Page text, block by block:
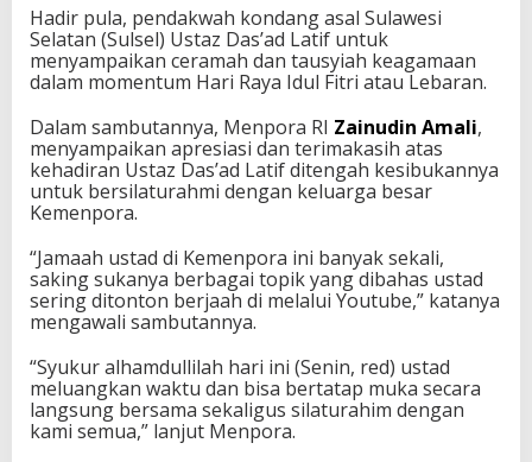
a
z
D
a
s
'
a
d
L
a
f
Hadir pula, pendakwah kondang asal Sulawesi
Selatan (Sulsel) Ustaz Das’ad Latif untuk
menyampaikan ceramah dan tausyiah keagamaan
dalam momentum Hari Raya Idul Fitri atau Lebaran.
Dalam sambutannya, Menpora RI Zainudin Amali,
menyampaikan apresiasi dan terimakasih atas
kehadiran Ustaz Das’ad Latif ditengah kesibukannya
untuk bersilaturahmi dengan keluarga besar
Kemenpora.
“Jamaah ustad di Kemenpora ini banyak sekali,
saking sukanya berbagai topik yang dibahas ustad
sering ditonton berjaah di melalui Youtube,” katanya
mengawali sambutannya.
“Syukur alhamdullilah hari ini (Senin, red) ustad
meluangkan waktu dan bisa bertatap muka secara
langsung bersama sekaligus silaturahim dengan
kami semua,” lanjut Menpora.